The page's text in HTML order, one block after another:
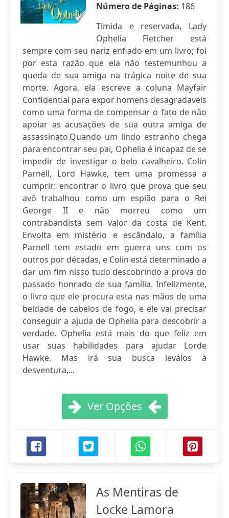
Número de Páginas: 186
Tímida e reservada, Lady
Ophelia Fletcher está
sempre com seu nariz enfiado em um livro; foi
por esta razão que ela não testemunhou a
queda de sua amiga na trágica noite de sua
morte. Agora, ela escreve a coluna Mayfair
Confidential para expor homens desagradaveis
como uma forma de compensar o fato de não
apoiar as acusações de sua outra amiga de
assassinato.Quando um lindo estranho chega
para encontrar seu pai, Ophelia é incapaz de se
impedir de investigar o belo cavalheiro. Colin
Parnell, Lord Hawke, tem uma promessa a
cumprir: encontrar o livro que prova que seu
avô trabalhou como um espião para o Rei
George II e não morreu como um
contrabandista sem valor da costa de Kent.
Envolta em mistério e escândalo, a família
Parnell tem estado em guerra uns com os
outros por décadas, e Colin está determinado a
dar um fim nisso tudo descobrindo a prova do
passado honrado de sua família. Infelizmente,
o livro que ele procura esta nas mãos de uma
beldade de cabelos de fogo, e ele vai precisar
conseguir a ajuda de Ophelia para descobrir a
verdade. Ophelia está mais do que feliz em
usar suas habilidades para ajudar Lorde
Hawke. Mas irá sua busca leválos à
desventura,...
Ver Opções
As Mentiras de
Locke Lamora